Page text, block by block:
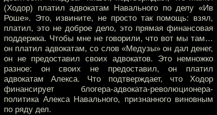
(Ходор) платил адвокатам Навального по делу «Ив
Роше». Это, извините, не просто так помощь: взял,
платил, это не доброе дело, это прямая финансовая
поддержка. Чтобы мне не говорили, что вот мы там…
он платил адвокатам, со слов «Медузы» он дал денег,
он не предоставил своих адвокатов. Это немножко
разное: он своих не предоставил, он платил
адвокатам Алекса. Что подтверждает, что Ходор
финансирует блогера-адвоката-революционера-
политика Алекса Навального, признанного виновным
по ряду дел.